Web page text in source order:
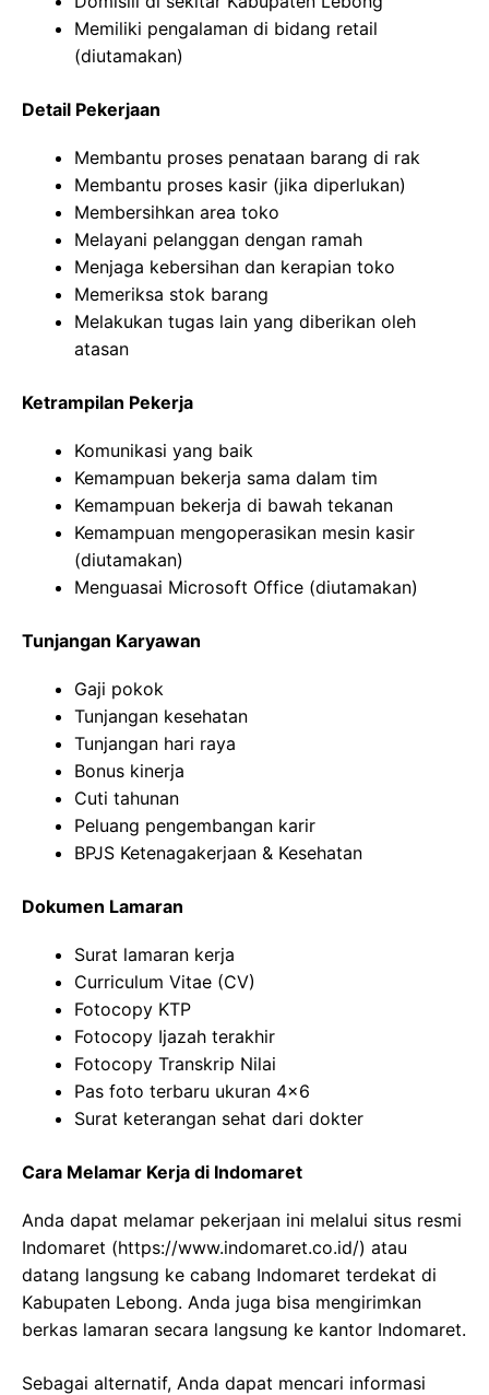
Memiliki pengalaman di bidang retail
(diutamakan)
Detail Pekerjaan
Membantu proses penataan barang di rak
Membantu proses kasir (jika diperlukan)
Membersihkan area toko
Melayani pelanggan dengan ramah
Menjaga kebersihan dan kerapian toko
Memeriksa stok barang
Melakukan tugas lain yang diberikan oleh
atasan
Ketrampilan Pekerja
Komunikasi yang baik
Kemampuan bekerja sama dalam tim
Kemampuan bekerja di bawah tekanan
Kemampuan mengoperasikan mesin kasir
(diutamakan)
Menguasai Microsoft Office (diutamakan)
Tunjangan Karyawan
Gaji pokok
Tunjangan kesehatan
Tunjangan hari raya
Bonus kinerja
Cuti tahunan
Peluang pengembangan karir
BPJS Ketenagakerjaan & Kesehatan
Dokumen Lamaran
Surat lamaran kerja
Curriculum Vitae (CV)
Fotocopy KTP
Fotocopy Ijazah terakhir
Fotocopy Transkrip Nilai
Pas foto terbaru ukuran 4×6
Surat keterangan sehat dari dokter
Cara Melamar Kerja di Indomaret
Anda dapat melamar pekerjaan ini melalui situs resmi
Indomaret (https://www.indomaret.co.id/) atau
datang langsung ke cabang Indomaret terdekat di
Kabupaten Lebong. Anda juga bisa mengirimkan
berkas lamaran secara langsung ke kantor Indomaret.
Sebagai alternatif, Anda dapat mencari informasi